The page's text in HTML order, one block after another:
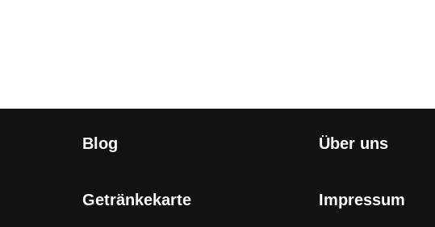
Blog
Getränkekarte
Über uns
Impressum